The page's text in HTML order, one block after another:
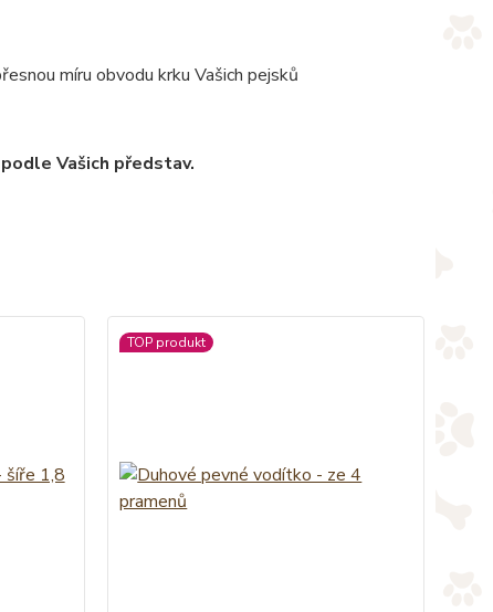
míru obvodu krku Vašich pejsků
Vašich představ.
TOP produkt